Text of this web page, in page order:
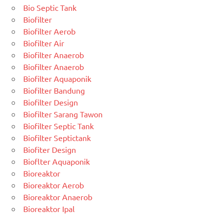
Bio Septic Tank
Biofilter
Biofilter Aerob
Biofilter Air
Biofilter Anaerob
Biofilter Anaerob
Biofilter Aquaponik
Biofilter Bandung
Biofilter Design
Biofilter Sarang Tawon
Biofilter Septic Tank
Biofilter Septictank
Biofiter Design
Bioflter Aquaponik
Bioreaktor
Bioreaktor Aerob
Bioreaktor Anaerob
Bioreaktor Ipal